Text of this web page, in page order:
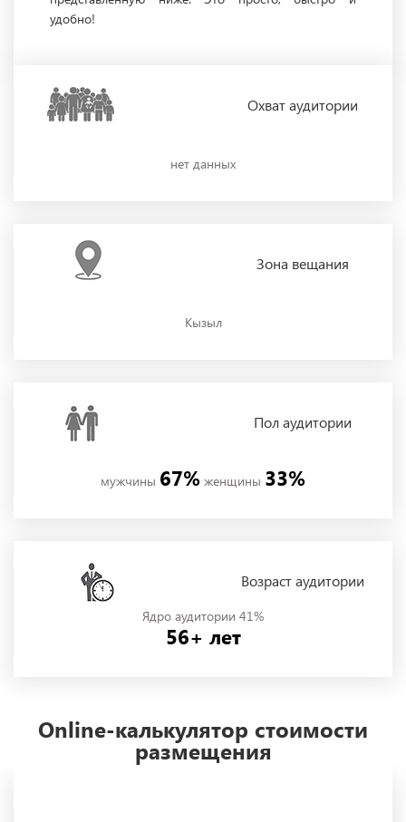
удобно!
Охватаудитории
нет данных
Зона вещания
Кызыл
Полаудитории
мужчины 67% женщины 33%
Возраст аудитории
Ядро аудитории 41%
56+ лет
Online-калькулятор стоимости
размещения